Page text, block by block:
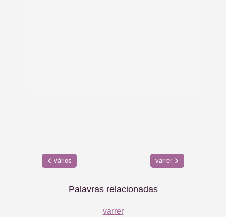
vários varrer
Palavras relacionadas
varrer